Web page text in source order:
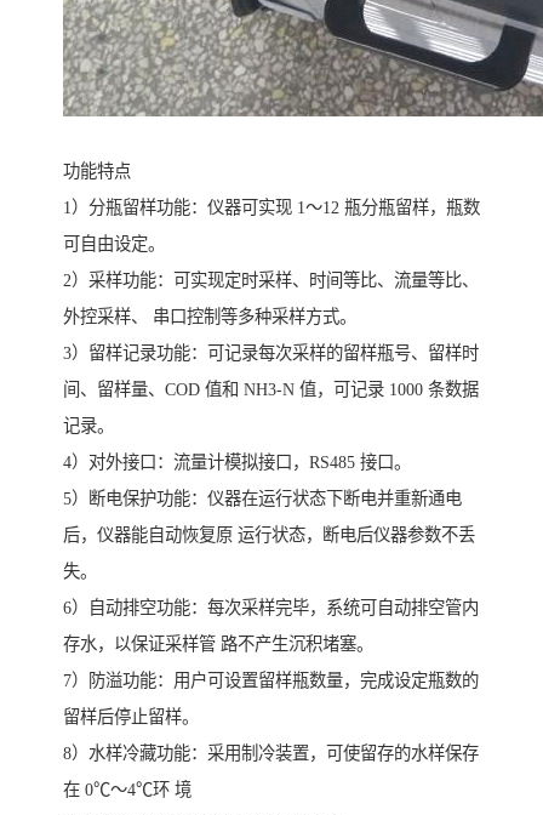
功能特点
1）分瓶留样功能：仪器可实现 1～12 瓶分瓶留样，瓶数
可自由设定。
2）采样功能：可实现定时采样、时间等比、流量等比、
外控采样、 串口控制等多种采样方式。
3）留样记录功能：可记录每次采样的留样瓶号、留样时
间、留样量、COD 值和 NH3-N 值，可记录 1000 条数据
记录。
4）对外接口：流量计模拟接口，RS485 接口。
5）断电保护功能：仪器在运行状态下断电并重新通电
后，仪器能自动恢复原 运行状态，断电后仪器参数不丢
失。
6）自动排空功能：每次采样完毕，系统可自动排空管内
存水，以保证采样管 路不产生沉积堵塞。
7）防溢功能：用户可设置留样瓶数量，完成设定瓶数的
留样后停止留样。
8）水样冷藏功能：采用制冷装置，可使留存的水样保存
在 0℃～4℃环 境